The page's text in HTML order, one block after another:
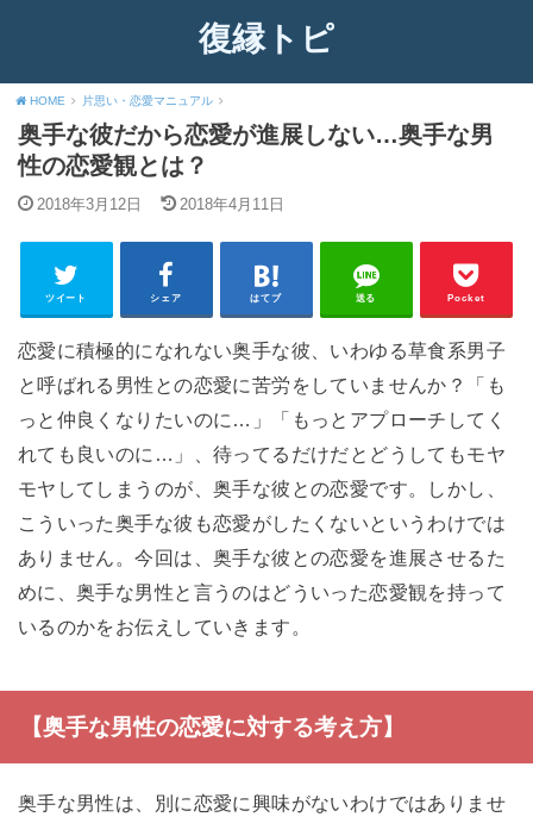
復縁トピ
HOME 片思い・恋愛マニュアル
奥手な彼だから恋愛が進展しない…奥手な男
性の恋愛観とは？
2018年3月12日 2018年4月11日
ツイート シェア はてブ 送る Pocket
恋愛に積極的になれない奥手な彼、いわゆる草食系男子
と呼ばれる男性との恋愛に苦労をしていませんか？「も
っと仲良くなりたいのに…」「もっとアプローチしてく
れても良いのに…」、待ってるだけだとどうしてもモヤ
モヤしてしまうのが、奥手な彼との恋愛です。しかし、
こういった奥手な彼も恋愛がしたくないというわけでは
ありません。今回は、奥手な彼との恋愛を進展させるた
めに、奥手な男性と言うのはどういった恋愛観を持って
いるのかをお伝えしていきます。
【奥手な男性の恋愛に対する考え方】
奥手な男性は、別に恋愛に興味がないわけではありませ